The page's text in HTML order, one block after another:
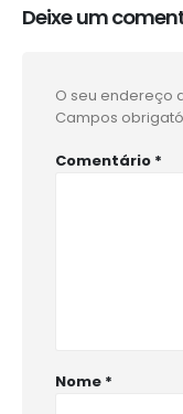
Deixe um
O seu endereço
Campos
Comentário *
Nome *